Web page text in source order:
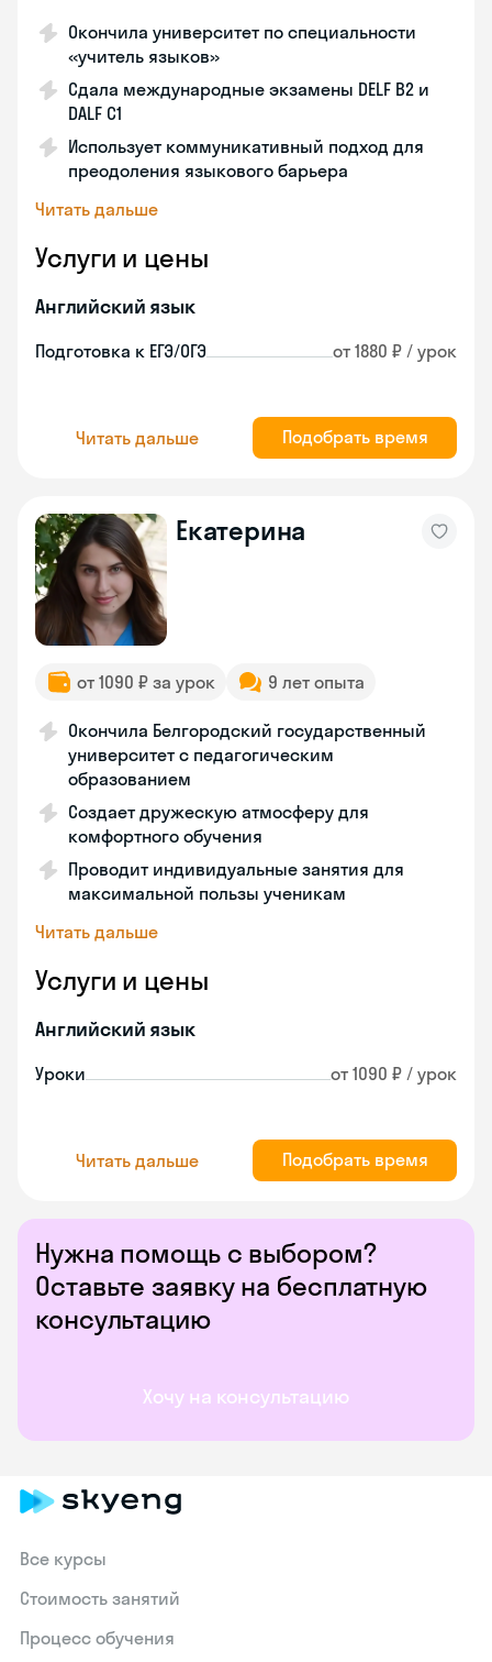
Нужна помощь с выбором?
Оставьте заявку на бесплатную
консультацию
Хочу на консультацию
Окончила университет по специальности
«учитель языков»
Сдала международные экзамены DELF B2 и
DALF C1
Использует коммуникативный подход для
преодоления языкового барьера
Читать дальше
Услуги и цены
Английский язык
Подготовка к ЕГЭ/ОГЭ от 1880 ₽ / урок
Читать дальше Подобрать время
Екатерина
от 1090 ₽ за урок 9 лет опыта
Окончила Белгородский государственный
университет с педагогическим
образованием
Создает дружескую атмосферу для
комфортного обучения
Проводит индивидуальные занятия для
максимальной пользы ученикам
Читать дальше
Услуги и цены
Английский язык
Уроки от 1090 ₽ / урок
Читать дальше Подобрать время
Все курсы
Стоимость занятий
Процесс обучения